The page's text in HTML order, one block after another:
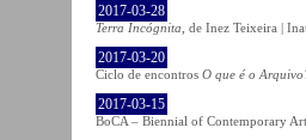
2017-03-28
Terra Incógnita , de Inez Teixeira |
2017-03-20
Ciclo de encontros O que é o
2017-03-15
BoCA – Biennial of Contemporary